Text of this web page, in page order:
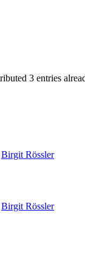
3 entries
Birgit Rössler
Birgit Rössler